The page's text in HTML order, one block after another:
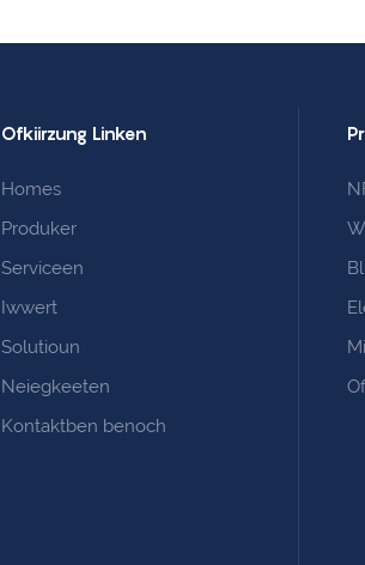
Ofkiirzung Linken
Homes
Produker
Serviceen
Iwwert
Solutioun
Neiegkeeten
Kontaktben benoch